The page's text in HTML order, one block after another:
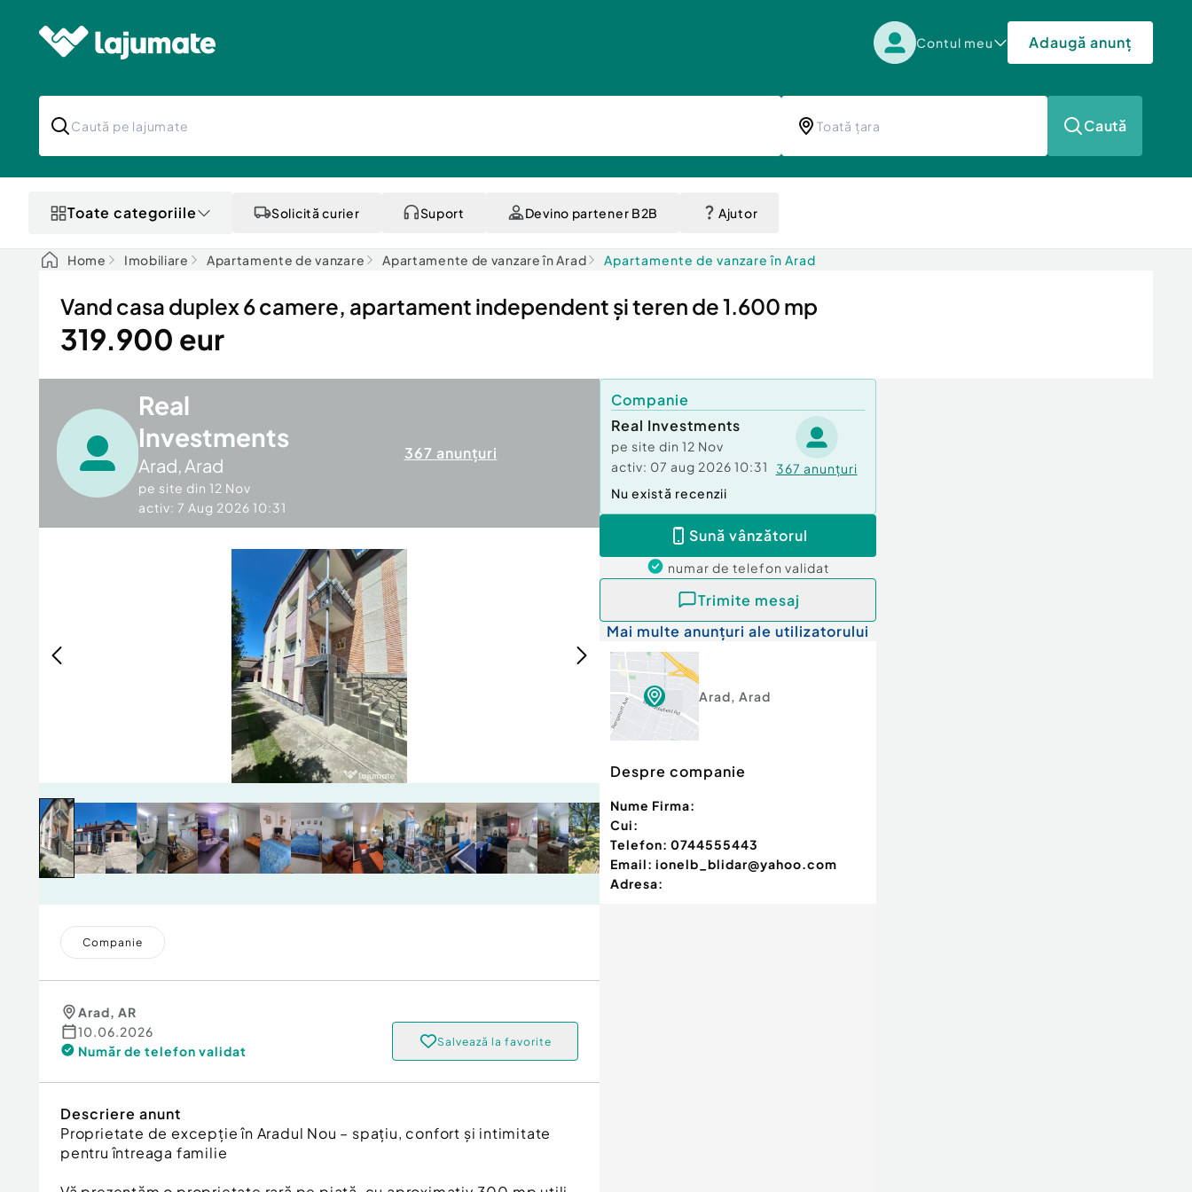
Contul meu Adaugă anunț
Caută
Toate categoriile Solicită curier Suport Devino partener B2B Ajutor
Home Imobiliare Apartamente de vanzare Apartamente de vanzare în Arad Apartamente de vanzare în Arad
Vand casa duplex 6 camere, apartament independent și teren de 1.600 mp
319.900 eur
Real
Investments
Arad, Arad
pe site din 12 Nov
activ: 7 Aug 2026 10:31
367 anunțuri
Companie
Arad, AR
10.06.2026
Număr de telefon validat
Salvează la favorite
Descriere anunt
Proprietate de excepție în Aradul Nou – spațiu, confort și intimitate
pentru întreaga familie
Companie
Real Investments
pe site din 12 Nov
activ: 07 aug 2026 10:31 367 anunțuri
Nu există recenzii
Sună vânzătorul
numar de telefon validat
Trimite mesaj
Mai multe anunțuri ale utilizatorului
Arad, Arad
Despre companie
Nume Firma:
Cui:
Telefon: 0744555443
Email: ionelb_blidar@yahoo.com
Adresa: